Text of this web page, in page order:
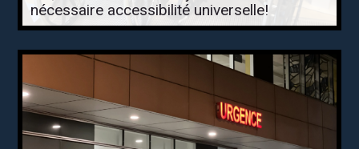
nécessaire accessibilité universelle!